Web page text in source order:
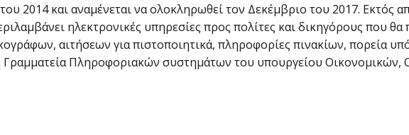
2014 και αναμένεται να ολοκληρωθεί τον Δεκέμβριο του 2017.
ηλεκτρονικές υπηρεσίες προς πολίτες και δικηγόρους που
αιτήσεων για πιστοποιητικά, πληροφορίες πινακίων, πορεία
Γραμματεία Πληροφοριακών συστημάτων του υπουργείου Οικονομικών,